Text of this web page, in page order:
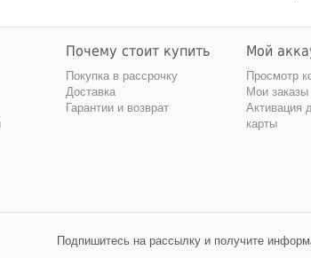
Почему стоит купить
Покупка в рассрочку
Доставка
Гарантии и возврат
Мой
Просмотр
Мои заказы
Активация
карты
Подпишитесь на рассылку и получите